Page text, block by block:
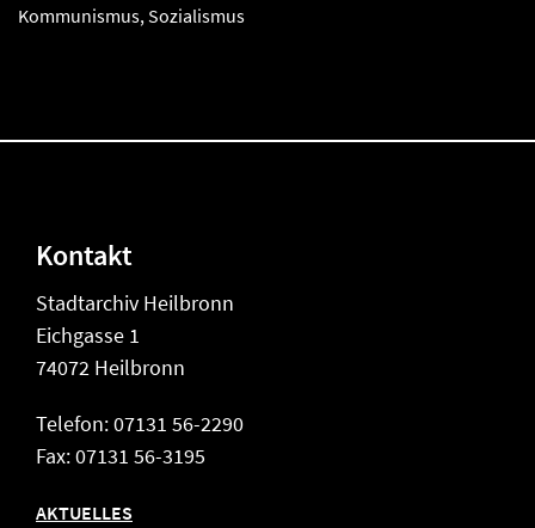
Kommunismus, Sozialismus
Kontakt
Stadtarchiv Heilbronn
Eichgasse 1
74072 Heilbronn
Telefon: 07131 56-2290
Fax: 07131 56-3195
AKTUELLES